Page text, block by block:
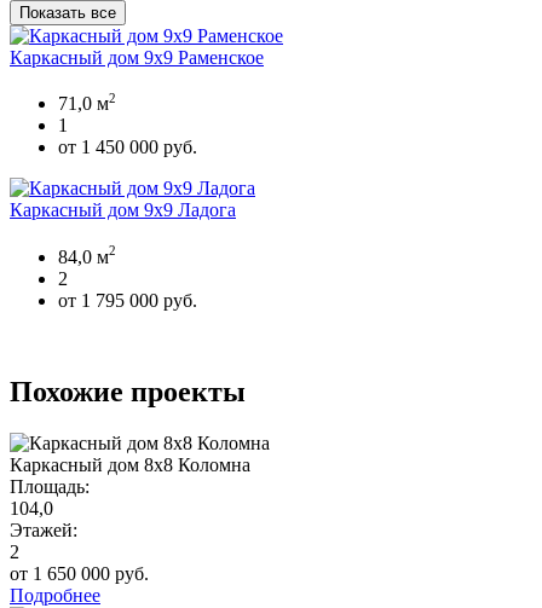
Показать все
Каркасный дом 9х9 Раменское
71,0 м2
1
от 1 450 000 руб.
Каркасный дом 9х9 Ладога
84,0 м2
2
от 1 795 000 руб.
Похожие проекты
Каркасный дом 8х8 Коломна
Площадь:
104,0
Этажей:
2
от 1 650 000 руб.
Подробнее